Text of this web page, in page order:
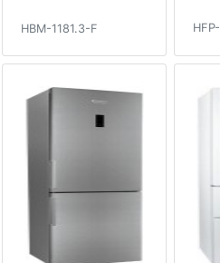
HBM-1181.3-F